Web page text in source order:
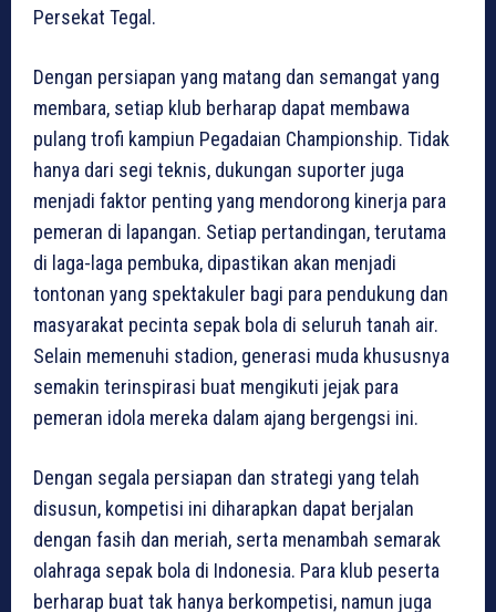
Persekat Tegal.
Dengan persiapan yang matang dan semangat yang
membara, setiap klub berharap dapat membawa
pulang trofi kampiun Pegadaian Championship. Tidak
hanya dari segi teknis, dukungan suporter juga
menjadi faktor penting yang mendorong kinerja para
pemeran di lapangan. Setiap pertandingan, terutama
di laga-laga pembuka, dipastikan akan menjadi
tontonan yang spektakuler bagi para pendukung dan
masyarakat pecinta sepak bola di seluruh tanah air.
Selain memenuhi stadion, generasi muda khususnya
semakin terinspirasi buat mengikuti jejak para
pemeran idola mereka dalam ajang bergengsi ini.
Dengan segala persiapan dan strategi yang telah
disusun, kompetisi ini diharapkan dapat berjalan
dengan fasih dan meriah, serta menambah semarak
olahraga sepak bola di Indonesia. Para klub peserta
berharap buat tak hanya berkompetisi, namun juga